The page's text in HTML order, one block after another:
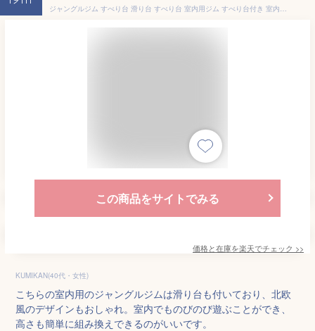
ジャングルジム すべり台 滑り台 すべり台 室内用ジム すべり台付き 室内遊具 遊び グレー ホワイト シンプル 北欧風 へんしんおりたたみ わんぱくスライダージム ロングスロープ 平均台 バスケット ヤトミ 【ラッピング不可】
この商品をサイトでみる
価格と在庫を楽天でチェック >>
KUMIKAN(40代・女性)
こちらの室内用のジャングルジムは滑り台も付いており、北欧
風のデザインもおしゃれ。室内でものびのび遊ぶことができ、
高さも簡単に組み換えできるのがいいです。